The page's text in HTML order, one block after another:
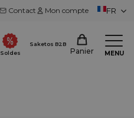
Contact Mon compte FR
Soldes
Saketos B2B
Panier MENU